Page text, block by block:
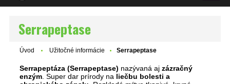
Serrapeptase
Úvod Užitočné informácie Serrapeptase
Serrapeptáza (Serrapeptase) nazývaná aj zázračný
enzým . Super dar prírody na liečbu bolesti a